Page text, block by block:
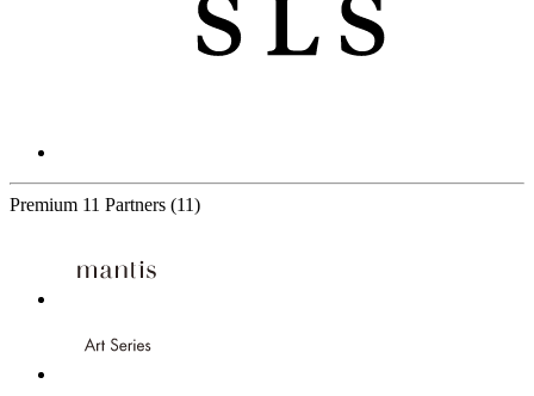
Premium 11 Partners (11)